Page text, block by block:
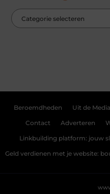
Beroemdheden Uit de Media
Contact Adverteren
Linkbuilding platform: jouw
Geld verdienen met je website: